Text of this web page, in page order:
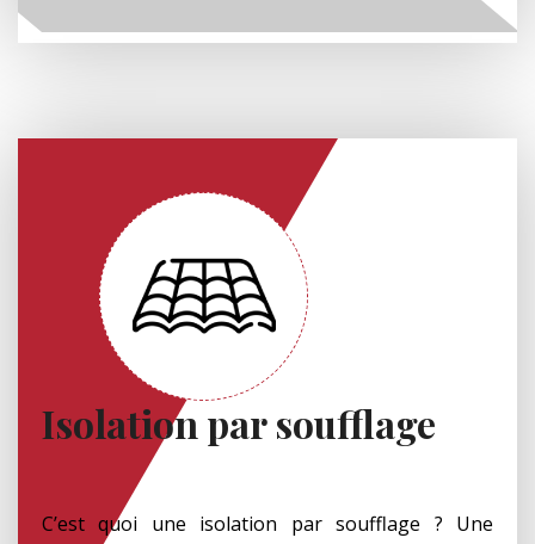
Isolation par soufflage
C’est quoi une isolation par soufflage ? Une